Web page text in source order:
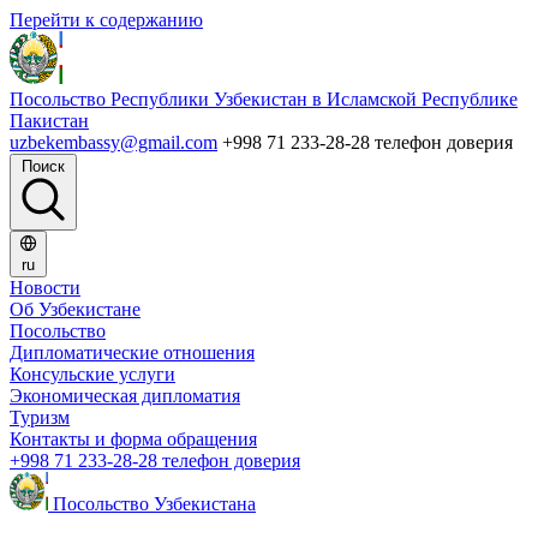
Перейти к содержанию
Посольство Республики Узбекистан в Исламской Республике
Пакистан
uzbekembassy@gmail.com +998 71 233-28-28 телефон доверия
Поиск
ru
Новости
Об Узбекистане
Посольство
Дипломатические отношения
Консульские услуги
Экономическая дипломатия
Туризм
Контакты и форма обращения
+998 71 233-28-28 телефон доверия
Посольство Узбекистана